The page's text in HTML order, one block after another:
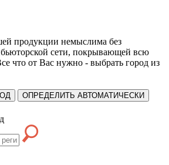
продукции немыслима без
сети, покрывающей всю
что от Вас нужно - выбрать город из
ОПРЕДЕЛИТЬ АВТОМАТИЧЕСКИ